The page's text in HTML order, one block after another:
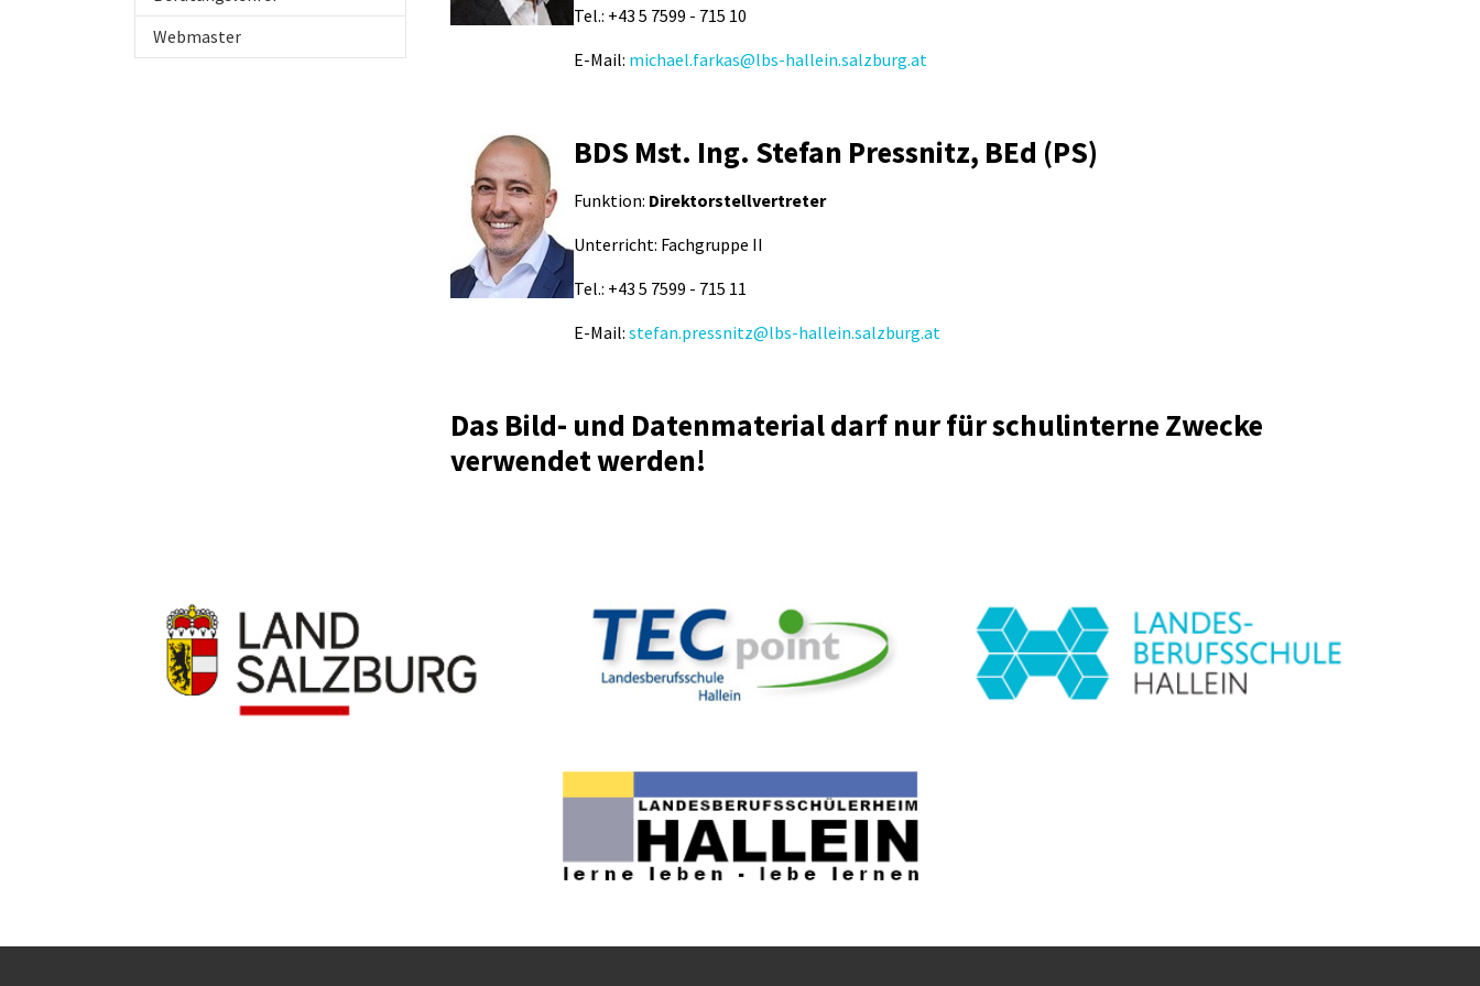
Tel.: +43 5 7599 - 715 10
E-Mail: michael.farkas@lbs-hallein.salzburg.at
BDS Mst. Ing. Stefan Pressnitz, BEd (PS)
Funktion: Direktorstellvertreter
Unterricht: Fachgruppe II
Tel.: +43 5 7599 - 715 11
E-Mail: stefan.pressnitz@lbs-hallein.salzburg.at
Das Bild- und Datenmaterial darf nur für schulinterne Zwecke
verwendet werden!
Webmaster